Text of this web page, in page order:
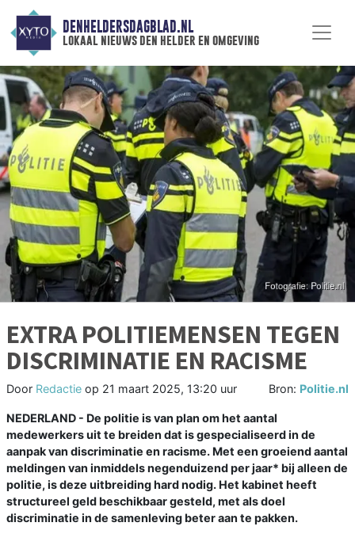
DENHELDERSDAGBLAD.NL
lokaal nieuws den helder en omgeving
EXTRA POLITIEMENSEN TEGEN
DISCRIMINATIE EN RACISME
Door Redactie op 21 maart 2025, 13:20 uur Bron: Politie.nl
NEDERLAND - De politie is van plan om het aantal
medewerkers uit te breiden dat is gespecialiseerd in de
aanpak van discriminatie en racisme. Met een groeiend aantal
meldingen van inmiddels negenduizend per jaar* bij alleen de
politie, is deze uitbreiding hard nodig. Het kabinet heeft
structureel geld beschikbaar gesteld, met als doel
discriminatie in de samenleving beter aan te pakken.